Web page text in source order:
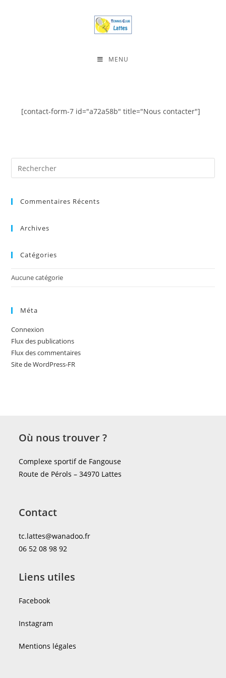
MENU
[contact-form-7 id="a72a58b" title="Nous contacter"]
Commentaires Récents
Archives
Catégories
Aucune catégorie
Méta
Connexion
Flux des publications
Flux des commentaires
Site de WordPress-FR
Où nous trouver ?
Complexe sportif de Fangouse
Route de Pérols – 34970 Lattes
Contact
tc.lattes@wanadoo.fr
06 52 08 98 92
Liens utiles
Facebook
Instagram
Mentions légales